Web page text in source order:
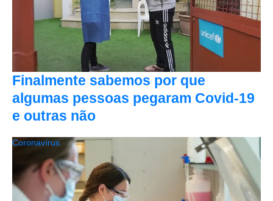
Finalmente sabemos por que
algumas pessoas pegaram Covid-19
e outras não
Coronavírus